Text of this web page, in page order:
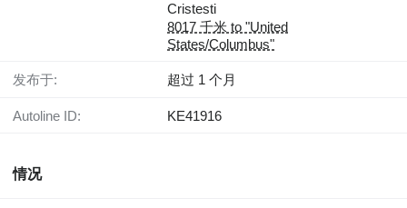
Cristesti
8017 千米 to "United
States/Columbus"
发布于: 超过 1 个月
Autoline ID: KE41916
情况